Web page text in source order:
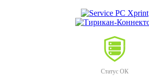
Статус ОК